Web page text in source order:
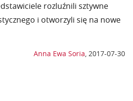
rozluźnili sztywne
i otworzyli się na nowe
Anna Ewa Soria, 2017-07-30